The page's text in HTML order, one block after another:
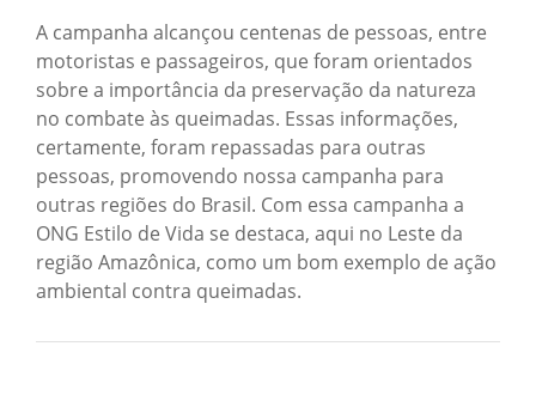
A campanha alcançou centenas de pessoas, entre
motoristas e passageiros, que foram orientados
sobre a importância da preservação da natureza
no combate às queimadas. Essas informações,
certamente, foram repassadas para outras
pessoas, promovendo nossa campanha para
outras regiões do Brasil. Com essa campanha a
ONG Estilo de Vida se destaca, aqui no Leste da
região Amazônica, como um bom exemplo de ação
ambiental contra queimadas.